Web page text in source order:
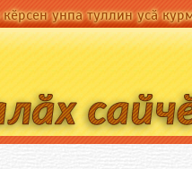
кӗрсен унпа туллин усӑ